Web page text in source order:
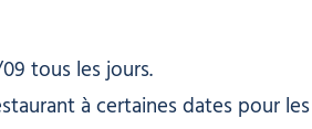
tous les jours.
à certaines dates pour